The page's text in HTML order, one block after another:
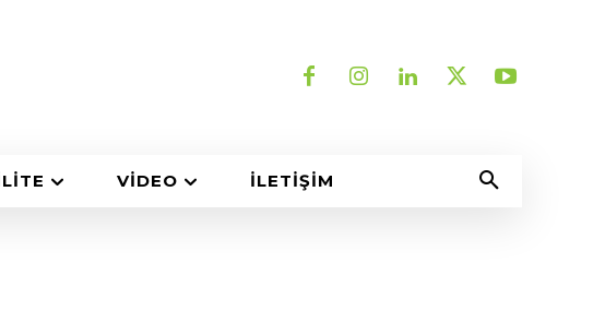
VIDEO İLETIŞIM